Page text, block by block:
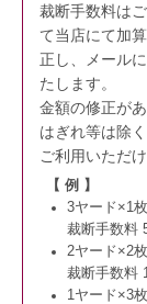
裁断手数料は
て当店にて加
正し、メール
たします。
金額の修正が
はぎれ等は除
ご利用いただけ
【 例 】
3ヤード×1
裁断手数料
2ヤード×2
裁断手数料
1ヤード×3